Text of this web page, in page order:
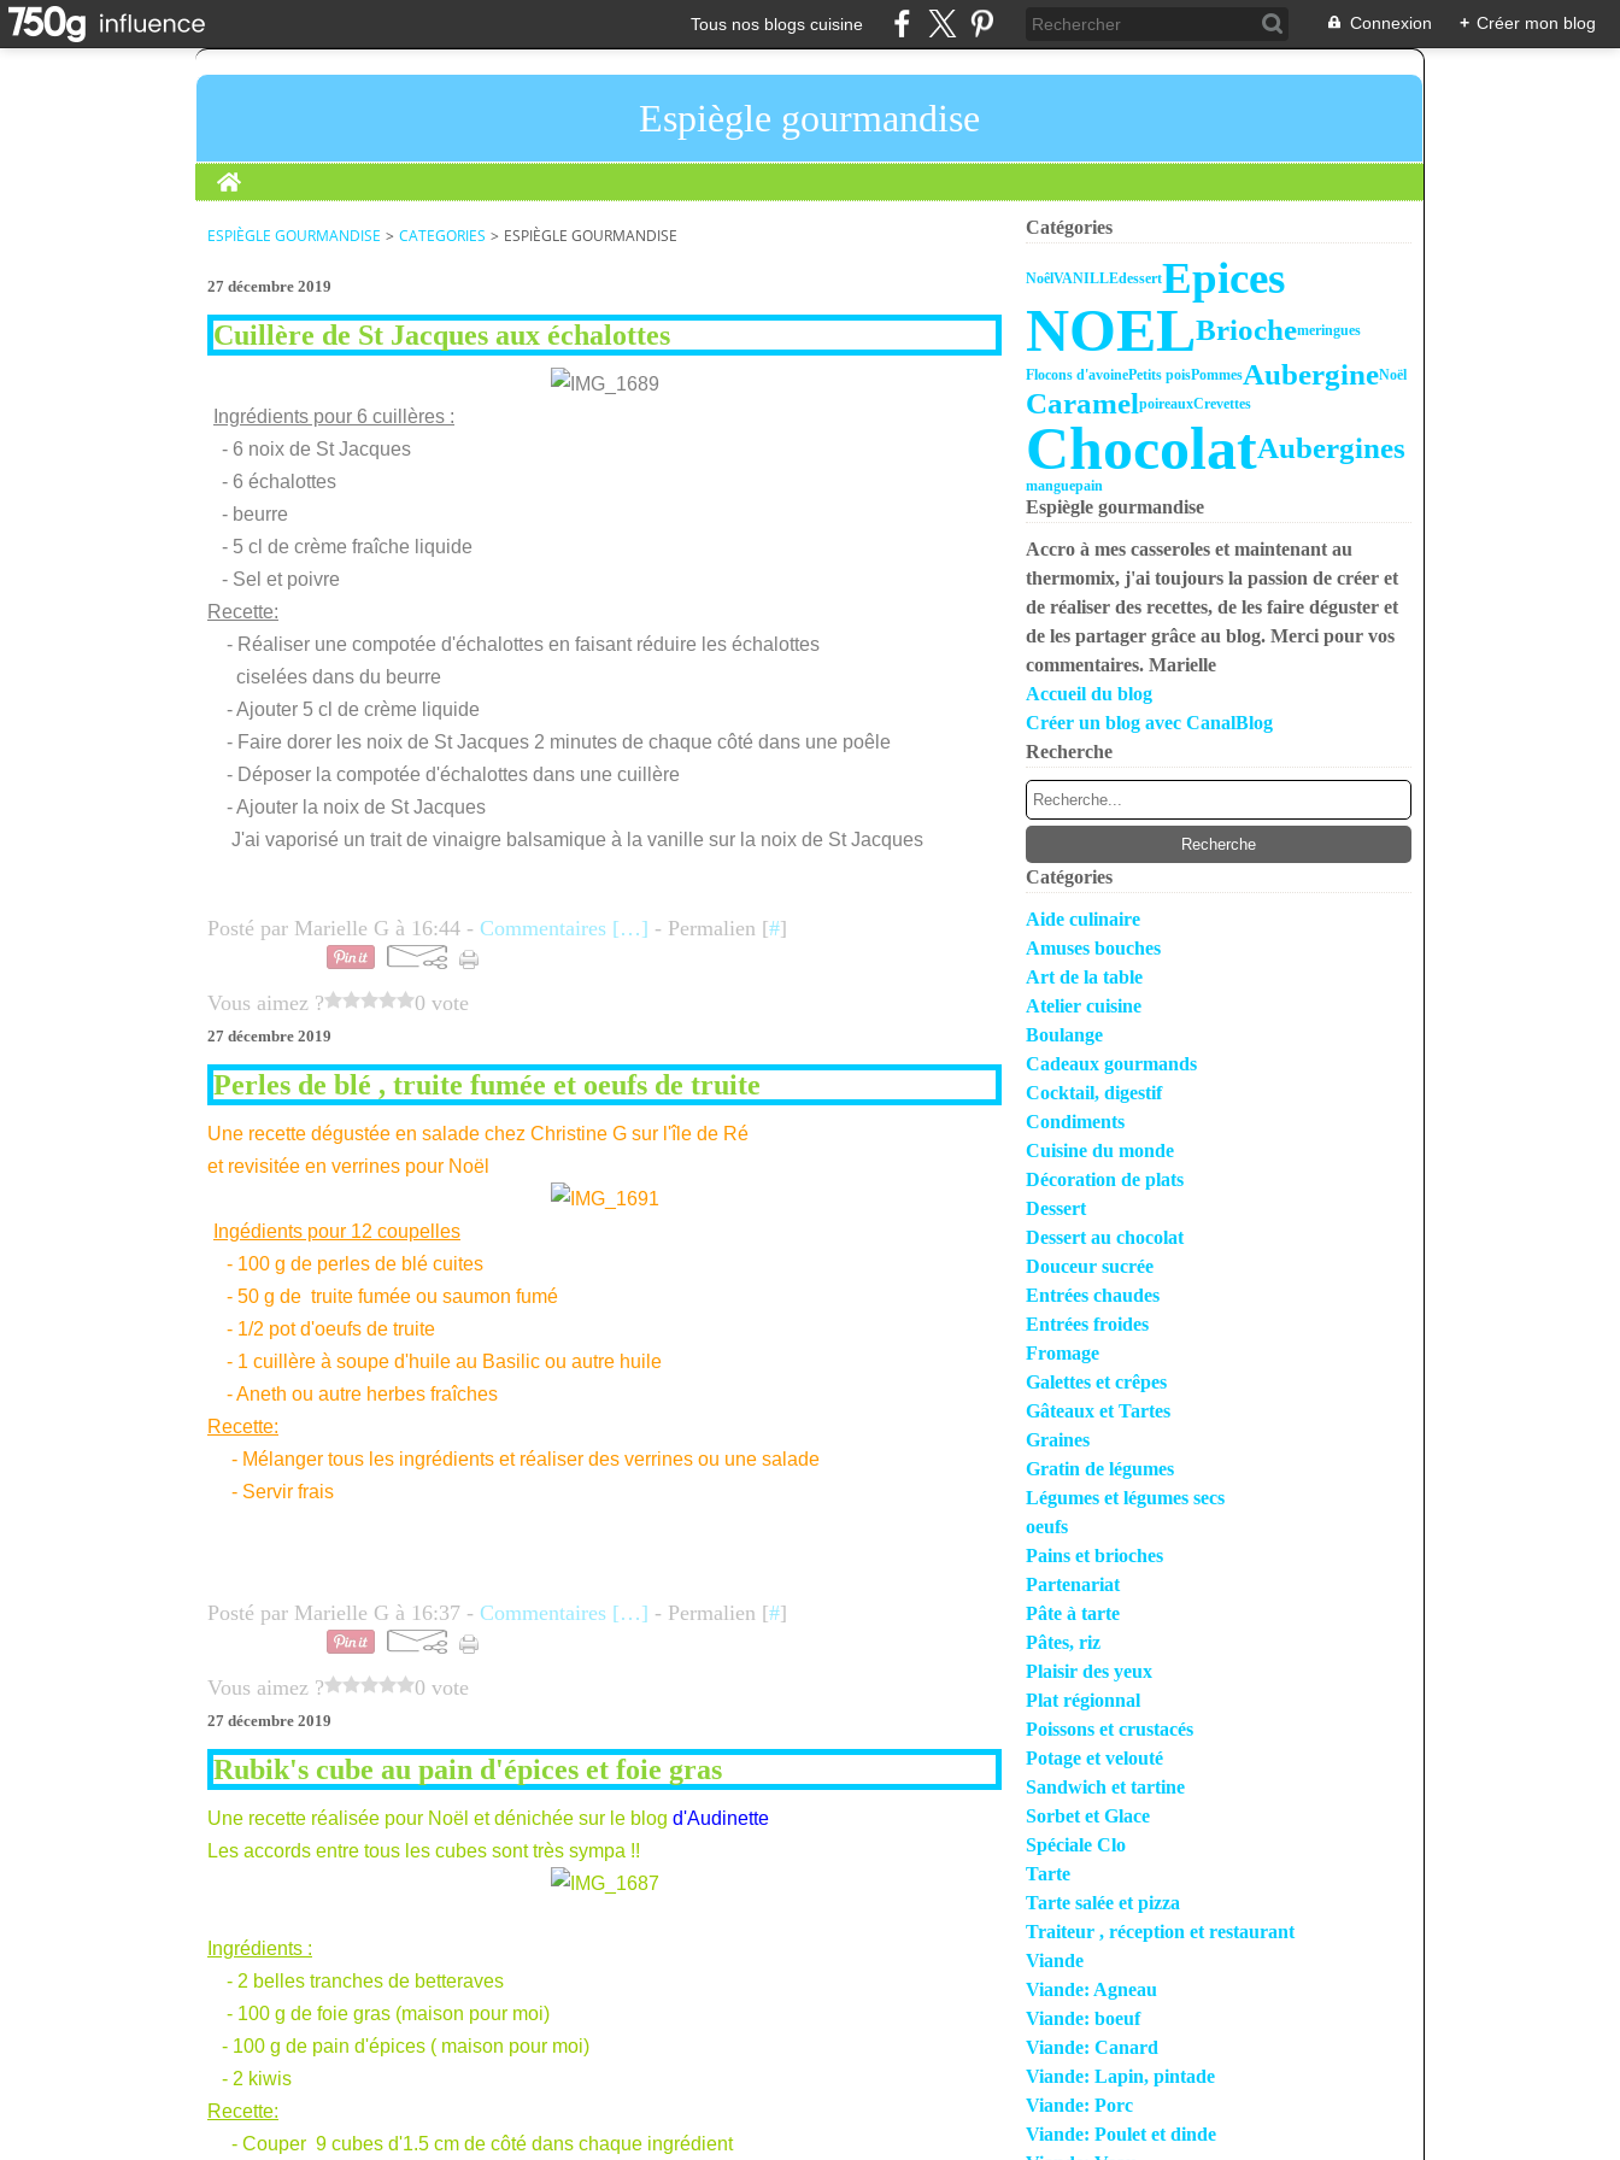
Tous nos blogs cuisine Connexion + Créer mon blog
Espiègle gourmandise
Home
ESPIÈGLE GOURMANDISE > CATEGORIES > ESPIÈGLE GOURMANDISE
27 décembre 2019
Cuillère de St Jacques aux échalottes
Ingrédients pour 6 cuillères :
- 6 noix de St Jacques
- 6 échalottes
- beurre
- 5 cl de crème fraîche liquide
- Sel et poivre
Recette:
- Réaliser une compotée d'échalottes en faisant réduire les échalottes
ciselées dans du beurre
- Ajouter 5 cl de crème liquide
- Faire dorer les noix de St Jacques 2 minutes de chaque côté dans une poêle
- Déposer la compotée d'échalottes dans une cuillère
- Ajouter la noix de St Jacques
J'ai vaporisé un trait de vinaigre balsamique à la vanille sur la noix de St Jacques
Posté par Marielle G à 16:44 - Commentaires […] - Permalien [#]
Vous aimez ? 0 vote
27 décembre 2019
Perles de blé , truite fumée et oeufs de truite
Une recette dégustée en salade chez Christine G sur l'île de Ré
et revisitée en verrines pour Noël
Ingédients pour 12 coupelles
- 100 g de perles de blé cuites
- 50 g de truite fumée ou saumon fumé
- 1/2 pot d'oeufs de truite
- 1 cuillère à soupe d'huile au Basilic ou autre huile
- Aneth ou autre herbes fraîches
Recette:
- Mélanger tous les ingrédients et réaliser des verrines ou une salade
- Servir frais
Posté par Marielle G à 16:37 - Commentaires […] - Permalien [#]
Vous aimez ? 0 vote
27 décembre 2019
Rubik's cube au pain d'épices et foie gras
Une recette réalisée pour Noël et dénichée sur le blog d'Audinette
Les accords entre tous les cubes sont très sympa !!
Ingrédients :
- 2 belles tranches de betteraves
- 100 g de foie gras (maison pour moi)
- 100 g de pain d'épices ( maison pour moi)
- 2 kiwis
Recette:
- Couper 9 cubes d'1.5 cm de côté dans chaque ingrédient
Catégories
NoêlVANILLEdessertEpices
NOELBriochemeringues
Flocons d'avoinePetits poisPommesAubergineNoël
CaramelpoireauxCrevettes
ChocolatAubergines
manguepain
Espiègle gourmandise
Accro à mes casseroles et maintenant au
thermomix, j'ai toujours la passion de créer et
de réaliser des recettes, de les faire déguster et
de les partager grâce au blog. Merci pour vos
commentaires. Marielle
Accueil du blog
Créer un blog avec CanalBlog
Recherche
Catégories
Aide culinaire
Amuses bouches
Art de la table
Atelier cuisine
Boulange
Cadeaux gourmands
Cocktail, digestif
Condiments
Cuisine du monde
Décoration de plats
Dessert
Dessert au chocolat
Douceur sucrée
Entrées chaudes
Entrées froides
Fromage
Galettes et crêpes
Gâteaux et Tartes
Graines
Gratin de légumes
Légumes et légumes secs
oeufs
Pains et brioches
Partenariat
Pâte à tarte
Pâtes, riz
Plaisir des yeux
Plat régionnal
Poissons et crustacés
Potage et velouté
Sandwich et tartine
Sorbet et Glace
Spéciale Clo
Tarte
Tarte salée et pizza
Traiteur , réception et restaurant
Viande
Viande: Agneau
Viande: boeuf
Viande: Canard
Viande: Lapin, pintade
Viande: Porc
Viande: Poulet et dinde